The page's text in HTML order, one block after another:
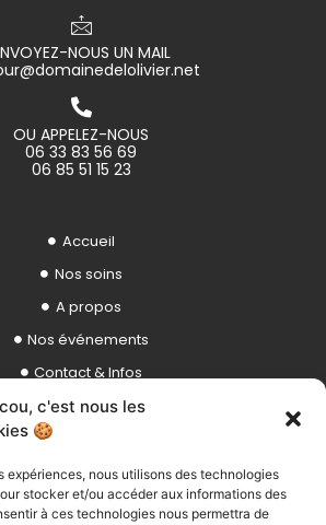
c'est nous les
🍪
expériences, nous utilisons des technologies
stocker et/ou accéder aux informations des
à ces technologies nous permettra de
NOUS UN MAIL
OU APPELEZ-NOUS
06 33 83 56 69
06 85 51 15 23
Accueil
Nos soins
A propos
Nos événements
Contact & Infos
Mentions légales
Réserver nos villas/gîtes
Réserver nos espaces